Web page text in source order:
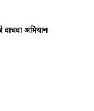
वाचवा अभियान